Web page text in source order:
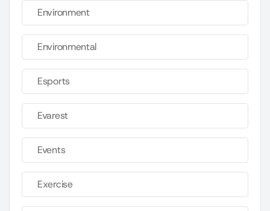
Environment
Environmental
Esports
Evarest
Events
Exercise